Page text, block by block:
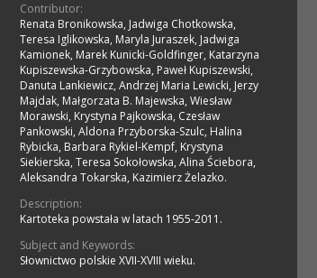
Contributor:
Renata Bronikowska, Jadwiga Chotkowska,
Teresa Iglikowska, Maryla Juraszek, Jadwiga
Kamionek, Marek Kunicki-Goldfinger, Katarzyna
Kupiszewska-Grzybowska, Paweł Kupiszewski,
Danuta Lankiewicz, Andrzej Maria Lewicki, Jerzy
Majdak, Małgorzata B. Majewska, Wiesław
Morawski, Krystyna Pajkowska, Czesław
Pankowski, Aldona Przyborska-Szulc, Halina
Rybicka, Barbara Rykiel-Kempf, Krystyna
Siekierska, Teresa Sokołowska, Alina Ściebora,
Aleksandra Tokarska, Kazimierz Żelazko.
Description:
Kartoteka powstała w latach 1955-2011.
Subject and Keywords:
Słownictwo polskie XVII-XVIII wieku.